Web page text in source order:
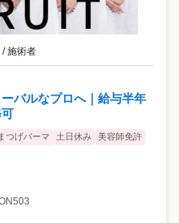
/ 施術者
バルなプロへ｜給与半年
つげパーマ 土日休み
美容師免許